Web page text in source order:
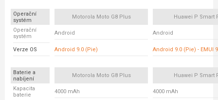
Operační
systém
Motorola Moto G8 Plus Huawei P Smart
Operační
systém
Android Android
Verze OS Android 9.0 (Pie) Android 9.0 (Pie) - EMUI
Baterie a
nabíjení
Motorola Moto G8 Plus Huawei P Smart
Kapacita
baterie
4000 mAh 4000 mAh